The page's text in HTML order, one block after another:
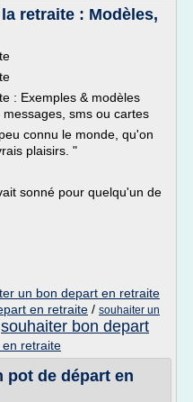
retraite : Modèles,
: Exemples & modèles
sms ou cartes
connu le monde, qu'on
plaisirs. "
sonné pour quelqu'un de
un bon depart en retraite
en retraite / souhaiter un
souhaiter bon depart
retraite
pot de départ en